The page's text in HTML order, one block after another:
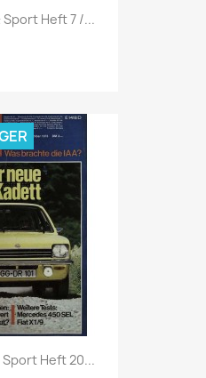
Heft 7 /...
Heft 20...